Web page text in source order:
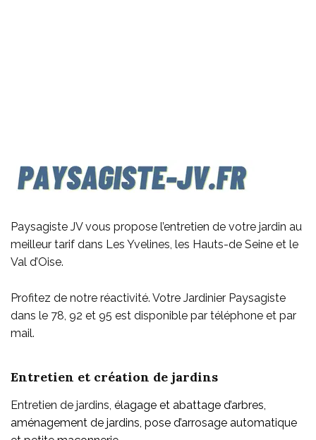
Paysagiste JV vous propose l’entretien de votre jardin au
meilleur tarif dans Les Yvelines, les Hauts-de Seine et le
Val d’Oise.
Profitez de notre réactivité. Votre Jardinier Paysagiste
dans le 78, 92 et 95 est disponible par téléphone et par
mail.
Entretien et création de jardins
Entretien de jardins, élagage et abattage d’arbres,
aménagement de jardins, pose d’arrosage automatique